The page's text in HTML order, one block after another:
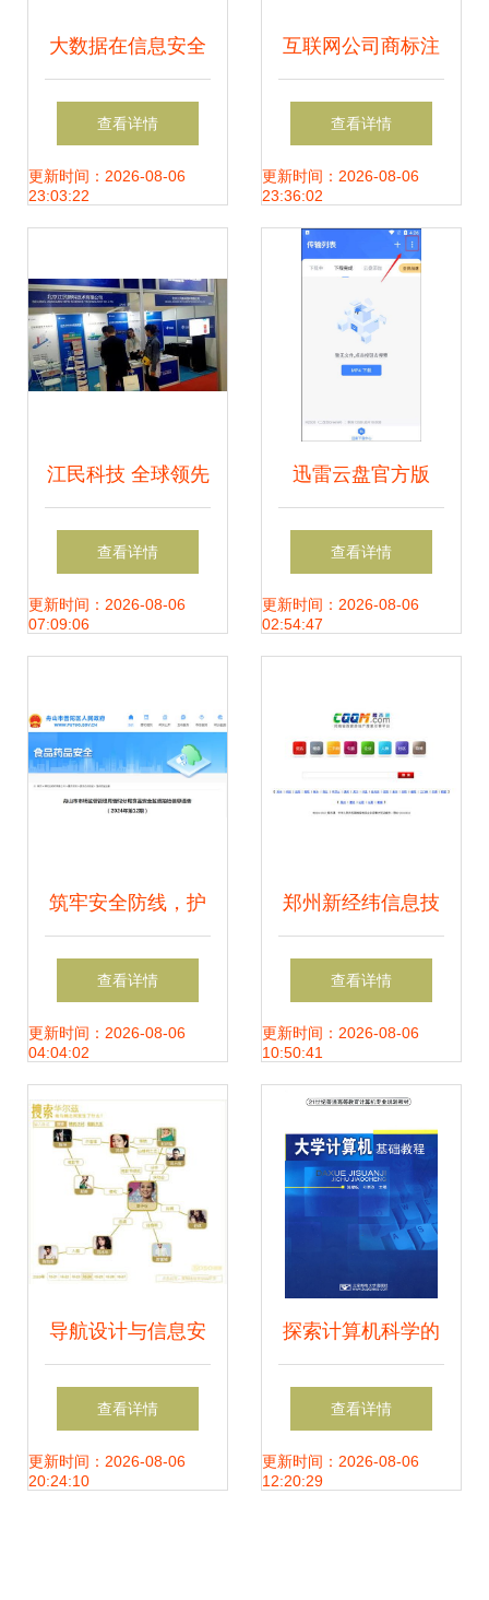
大数据在信息安全
中的深度应用 林皓
董事长的战略洞察
查看详情
更新时间：2026-08-06
23:03:22
互联网公司商标注
册全攻略 网络与信
息安全软件开发必
须涵盖的四大类别
查看详情
更新时间：2026-08-06
23:36:02
江民科技 全球领先
的信息安全设备与
服务提供商
查看详情
更新时间：2026-08-06
07:09:06
迅雷云盘官方版
v3.4.4 在多特软件
站获取安全可靠的
查看详情
更新时间：2026-08-06
02:54:47
筑牢安全防线，护
航数字生活——舟
山市普陀区市场监
督管理局发布2024
年第12期食品安全
与网络信息安全风
查看详情
更新时间：2026-08-06
04:04:02
郑州新经纬信息技
术有限公司 赋能数
字化未来的综合技
术解决方案提供商
查看详情
更新时间：2026-08-06
10:50:41
导航设计与信息安
全软件开发 构建稳
固高效的数字空间
查看详情
更新时间：2026-08-06
20:24:10
探索计算机科学的
核心使命 从软件开
发到网络安全的多
查看详情
更新时间：2026-08-06
12:20:29